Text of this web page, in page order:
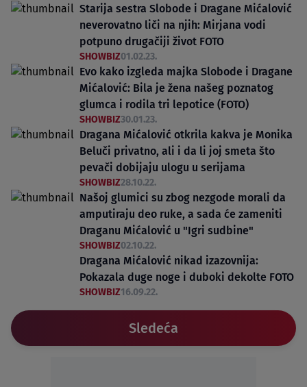
Starija sestra Slobode i Dragane Mićalović
neverovatno liči na njih: Mirjana vodi
potpuno drugačiji život FOTO
SHOWBIZ01.02.23.
Evo kako izgleda majka Slobode i Dragane
Mićalović: Bila je žena našeg poznatog
glumca i rodila tri lepotice (FOTO)
SHOWBIZ30.01.23.
Dragana Mićalović otkrila kakva je Monika
Beluči privatno, ali i da li joj smeta što
pevači dobijaju ulogu u serijama
SHOWBIZ28.10.22.
Našoj glumici su zbog nezgode morali da
amputiraju deo ruke, a sada će zameniti
Draganu Mićalović u "Igri sudbine"
SHOWBIZ02.10.22.
Dragana Mićalović nikad izazovnija:
Pokazala duge noge i duboki dekolte FOTO
SHOWBIZ16.09.22.
Sledeća